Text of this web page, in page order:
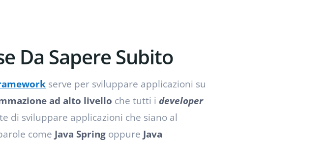
Da Sapere Subito
serve per sviluppare applicazioni su
ad alto livello che tutti i developer
di sviluppare applicazioni che siano al
come Java Spring oppure Java